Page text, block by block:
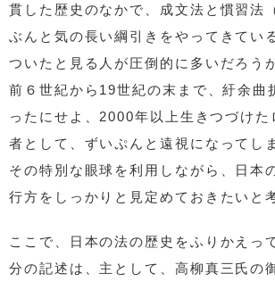
貫した歴史のなかで、成文法と慣習法
ぶんと気の長い綱引きをやってきてい
ついたと見る人が圧倒的に多いだろう
前６世紀から19世紀の末まで、紆余曲
ったにせよ、2000年以上生きつづけた
者として、ずいぷんと遠視になってし
その特別な眼球を利用しながら、日本
行方をしっかりと見定めておきたいと
ここで、日本の法の歴史をふりかえっ
分の記述は、主として、高柳真三氏の